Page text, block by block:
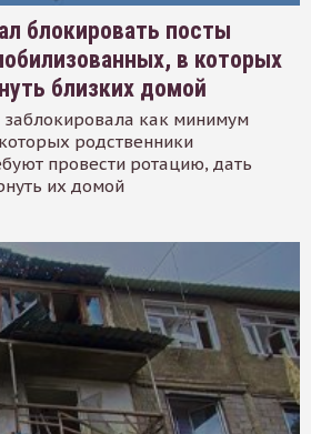
блокировать посты
в которых
близких домой
заблокировала как минимум
родственники
провести ротацию, дать
их домой